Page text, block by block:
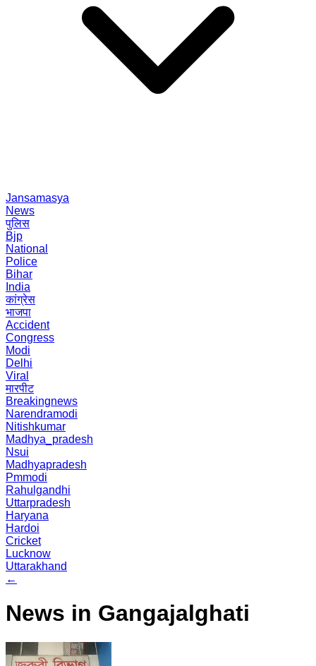
Jansamasya
News
पुलिस
Bjp
National
Police
Bihar
India
कांग्रेस
भाजपा
Accident
Congress
Modi
Delhi
Viral
मारपीट
Breakingnews
Narendramodi
Nitishkumar
Madhya_pradesh
Nsui
Madhyapradesh
Pmmodi
Rahulgandhi
Uttarpradesh
Haryana
Hardoi
Cricket
Lucknow
Uttarakhand
←
News in Gangajalghati